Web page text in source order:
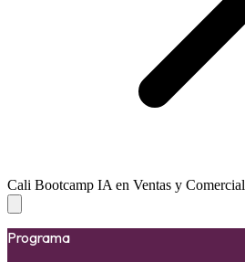
Cali Bootcamp IA en Ventas y Comercial
Programa